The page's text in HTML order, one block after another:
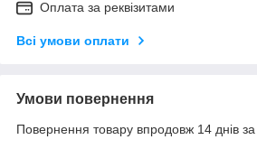
Оплата за реквізитами
Всі умови оплати
Умови повернення
Повернення товару впродовж 14 днів